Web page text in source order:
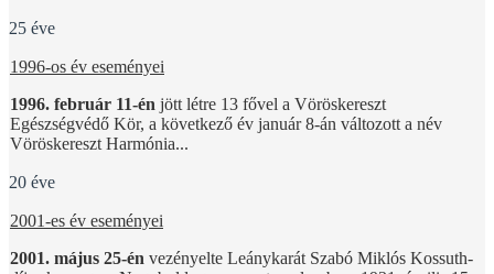
25 éve
1996-os év eseményei
1996. február 11-én jött létre 13 fővel a Vöröskereszt
Egészségvédő Kör, a következő év január 8-án változott a név
Vöröskereszt Harmónia...
20 éve
2001-es év eseményei
2001. május 25-én vezényelte Leánykarát Szabó Miklós Kossuth-